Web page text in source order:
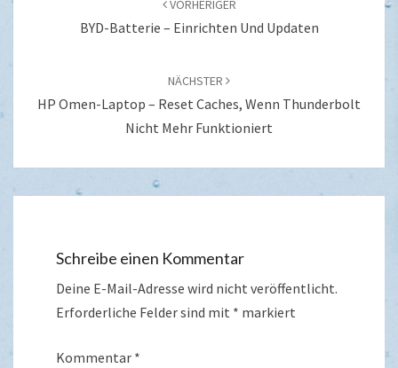
VORHERIGER
BYD-Batterie – Einrichten Und Updaten
NÄCHSTER
HP Omen-Laptop – Reset Caches, Wenn Thunderbolt
Nicht Mehr Funktioniert
Schreibe einen Kommentar
Deine E-Mail-Adresse wird nicht veröffentlicht.
Erforderliche Felder sind mit * markiert
Kommentar *